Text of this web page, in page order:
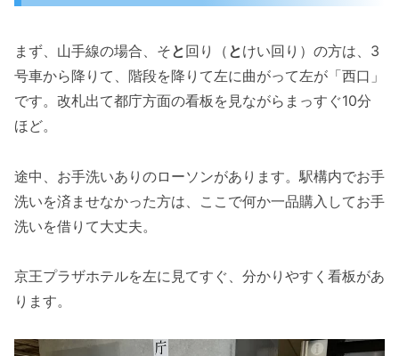
まず、山手線の場合、そと回り（ とけい回り）の方は、3
号車から降りて、階段を降りて左に曲がって左が「西口」
です。改札出て都庁方面の看板を見ながらまっすぐ10分
ほど。
途中、お手洗いありのローソンがあります。駅構内でお手
洗いを済ませなかった方は、ここで何か一品購入してお手
洗いを借りて大丈夫。
京王プラザホテルを左に見てすぐ、分かりやすく看板があ
ります。